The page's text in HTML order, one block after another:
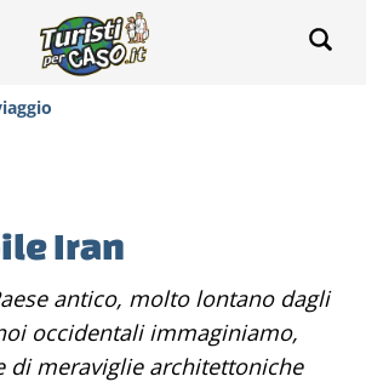
Iran
occidentali immaginiamo,
di meraviglie architettoniche